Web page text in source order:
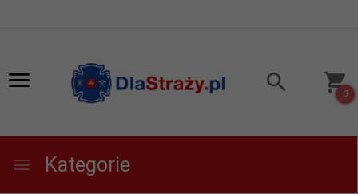
0
Kategorie